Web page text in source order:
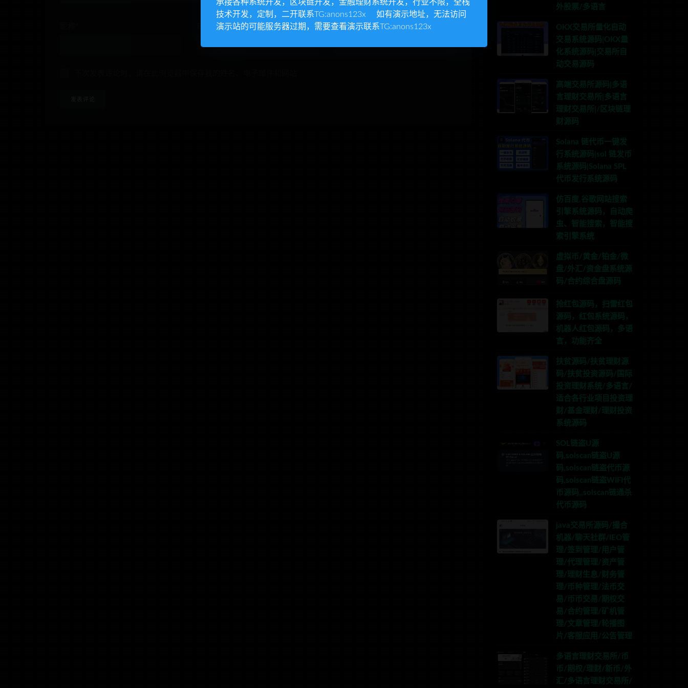
E-mail* 网站
外股票/多语言
OKX交易所量化自动
交易系统源码|OKX量
化系统源码|交易所自
动交易源码
高端交易所源码|多语
言理财交易所|多语言
理财交易所|/区块链理
财源码
Solana 链代币一键发
行系统源码|sol 链发币
系统源码|Solana SPL
代币发行系统源码
仿百度,谷歌网站搜索
引擎系统源码，自动爬
虫、智能搜索，智能搜
索引擎系统
虚拟币/黄金/铂金/微
盘/外汇/资金盘系统源
码/合约综合盘源码
抢红包源码，扫雷红包
源码，红包系统源码，
机器人红包源码，多语
言，功能齐全
扶贫源码/扶贫理财源
码/扶贫投资源码/国际
投资理财系统/多语言/
适合各行业项目投资理
财/基金理财/理财投资
系统源码
SOL链盗U源
码,solscan链盗U源
码,solscan链盗代币源
码,solscan链盗WIFI代
币源码,,solscan链通杀
代币源码
java交易所源码/撮合
机器/聊天社群/IEO管
理/签到管理/用户管
理/代理管理/资产管
理/理财生息/财务管
理/币种管理/法币交
易/币币交易/期权交
易/合约管理/矿机管
理/文章管理/轮播图
片/客服应用/公告管理
多语言理财交易所/币
币/期权/理财/新币/外
汇/多语言理财交易所/
承接各种系统开发，区块链开发，金融理财系统开发，行业不限，全栈
技术开发，定制，二开联系TG:anons123x 如有演示地址，无法访问
演示站的可能服务器过期，需要查看演示联系TG:anons123x